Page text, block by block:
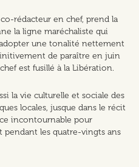
rédacteur en chef, prend la
la ligne maréchaliste qui
une tonalité nettement
de paraître en juin
est fusillé à la Libération.
la vie culturelle et sociale des
locales, jusque dans le récit
incontournable pour
les quatre-vingts ans